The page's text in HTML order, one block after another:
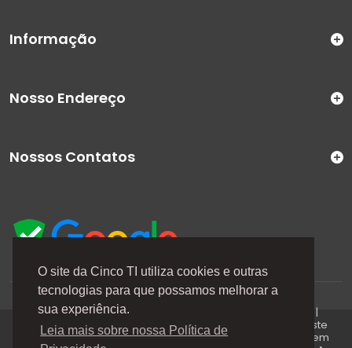
O site da Cinco TI utiliza cookies e outras
tecnologias para que possamos melhorar a
sua experiência.
Leia mais sobre nossa Política de
Informação
A Cinco TI (5TI) é uma marca registrada de CINCO TI
COMERCIO E SERVICOS LTDA | CNPJ: 08.307.867/0001-04 |
Todos os direitos reservados. Os preços anunciados neste
site ou via e-mails promocionais podem ser alterados sem
Nosso Endereço
Nossos Contatos